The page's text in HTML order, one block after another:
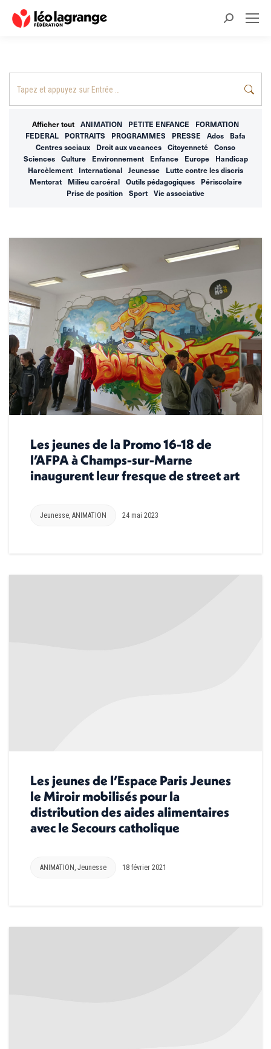
Recherche
Afficher tout ANIMATION PETITE ENFANCE
FORMATION
FEDERAL
PORTRAITS PROGRAMMES PRESSE Ados
Bafa
Centres sociaux
Droit aux vacances Citoyenneté
Conso
Sciences
Culture Environnement Enfance Europe
Handicap
Harcèlement
International Jeunesse
Lutte contre les discris
Mentorat
Milieu carcéral Outils pédagogiques
Périscolaire
Prise de position
Sport Vie associative
Les jeunes de la Promo 16-18 de
l’AFPA à Champs-sur-Marne
inaugurent leur fresque de street art
Jeunesse, ANIMATION 24 mai 2023
Les jeunes de l’Espace Paris Jeunes
le Miroir mobilisés pour la
distribution des aides alimentaires
avec le Secours catholique
ANIMATION , Jeunesse 18 février 2021